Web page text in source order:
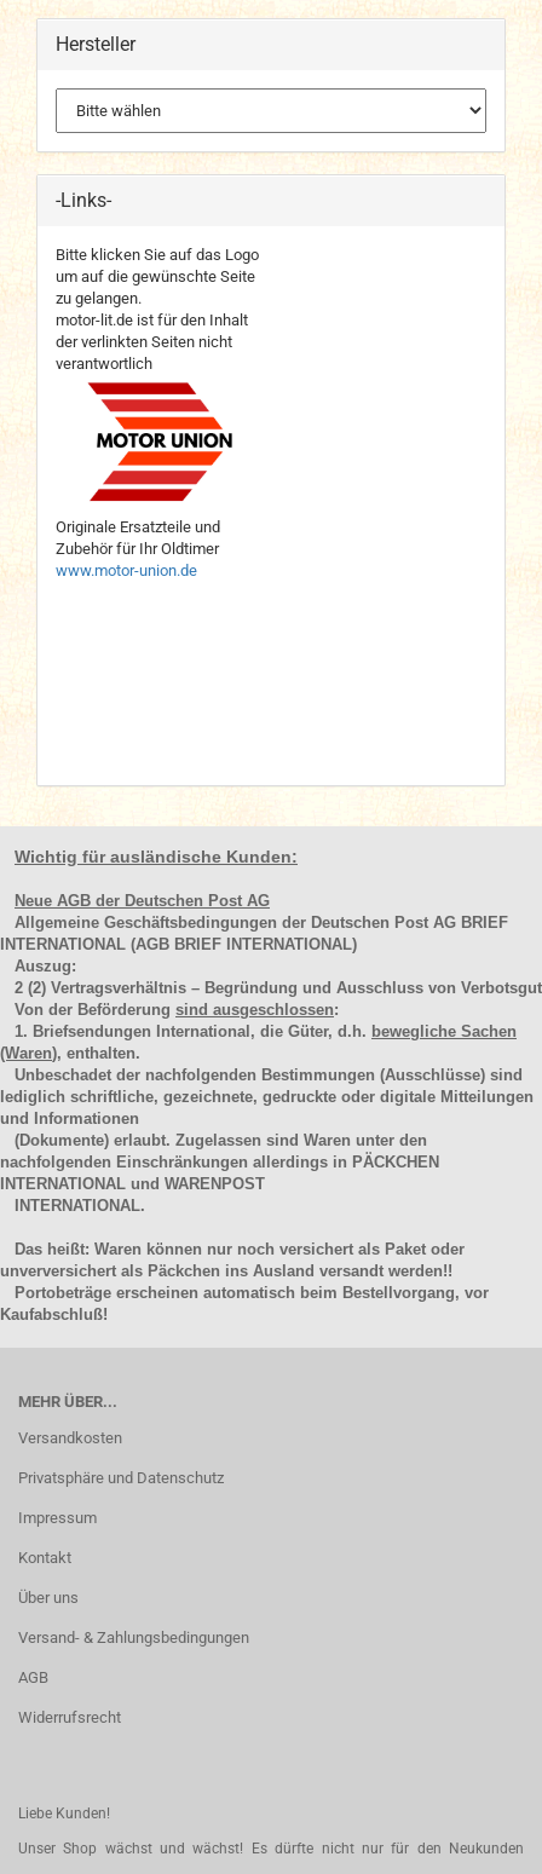
Hersteller
-Links-
Bitte klicken Sie auf das Logo
um auf die gewünschte Seite
zu gelangen.
motor-lit.de ist für den Inhalt
der verlinkten Seiten nicht
verantwortlich
Originale Ersatzteile und
Zubehör für Ihr Oldtimer
www.motor-union.de
Wichtig für ausländische Kunden:
Neue AGB der Deutschen Post AG
Allgemeine Geschäftsbedingungen der Deutschen Post AG BRIEF
INTERNATIONAL (AGB BRIEF INTERNATIONAL)
Auszug:
2 (2) Vertragsverhältnis – Begründung und Ausschluss von Verbotsgut
Von der Beförderung sind ausgeschlossen:
1. Briefsendungen International, die Güter, d.h. bewegliche Sachen
(Waren), enthalten.
Unbeschadet der nachfolgenden Bestimmungen (Ausschlüsse) sind
lediglich schriftliche, gezeichnete, gedruckte oder digitale Mitteilungen
und Informationen
(Dokumente) erlaubt. Zugelassen sind Waren unter den
nachfolgenden Einschränkungen allerdings in PÄCKCHEN
INTERNATIONAL und WARENPOST
INTERNATIONAL.
Das heißt: Waren können nur noch versichert als Paket oder
unverversichert als Päckchen ins Ausland versandt werden!!
Portobeträge erscheinen automatisch beim Bestellvorgang, vor
Kaufabschluß!
MEHR ÜBER...
Versandkosten
Privatsphäre und Datenschutz
Impressum
Kontakt
Über uns
Versand- & Zahlungsbedingungen
AGB
Widerrufsrecht
Liebe Kunden!
Unser Shop wächst und wächst! Es dürfte nicht nur für den Neukunden